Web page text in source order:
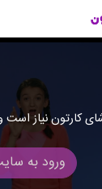
کارتون نیاز
ورود به